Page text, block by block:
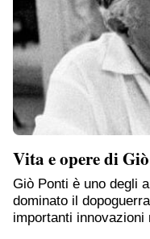
Vita e opere di
Giò Ponti è uno degli
dominato il
importanti